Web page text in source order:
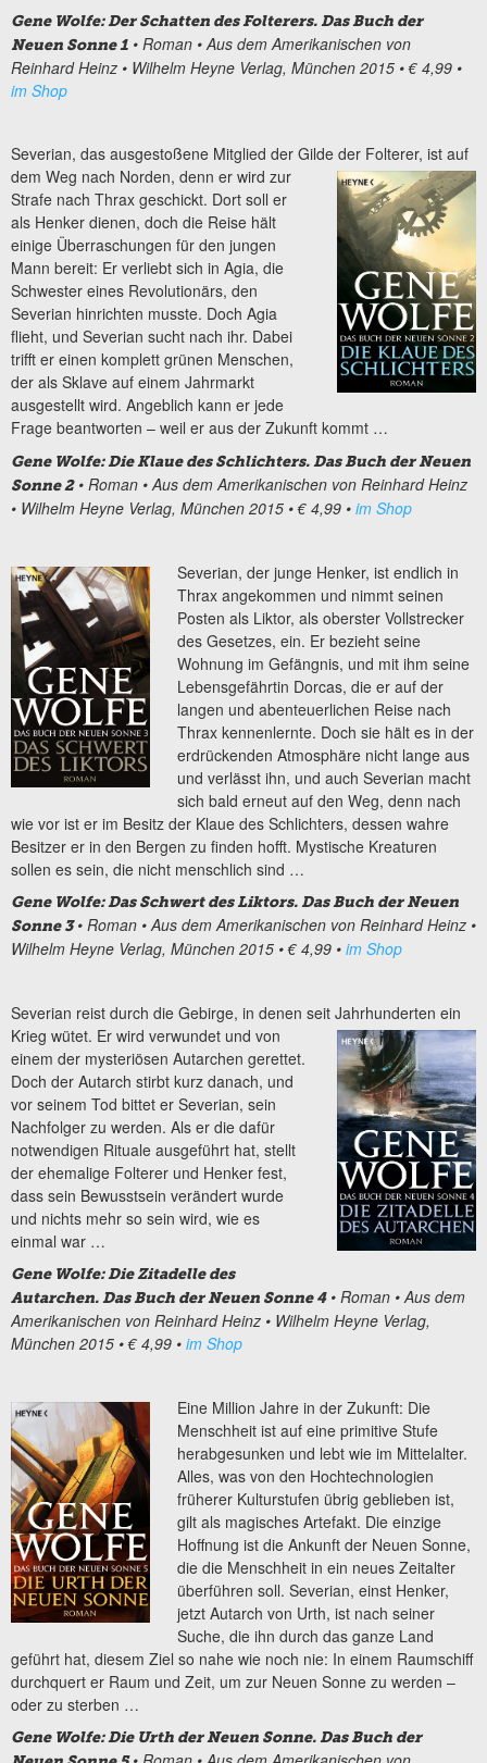
Gene Wolfe: Der Schatten des Folterers. Das Buch der
Neuen Sonne 1 • Roman • Aus dem Amerikanischen von
Reinhard Heinz • Wilhelm Heyne Verlag, München 2015 • € 4,99 •
im Shop
Severian, das ausgestoßene Mitglied der Gilde der Folterer, ist auf
dem Weg nach Norden, denn er wird zur
Strafe nach Thrax geschickt. Dort soll er
als Henker dienen, doch die Reise hält
einige Überraschungen für den jungen
Mann bereit: Er verliebt sich in Agia, die
Schwester eines Revolutionärs, den
Severian hinrichten musste. Doch Agia
flieht, und Severian sucht nach ihr. Dabei
trifft er einen komplett grünen Menschen,
der als Sklave auf einem Jahrmarkt
ausgestellt wird. Angeblich kann er jede
Frage beantworten – weil er aus der Zukunft kommt …
Gene Wolfe: Die Klaue des Schlichters. Das Buch der Neuen
Sonne 2 • Roman • Aus dem Amerikanischen von Reinhard Heinz
• Wilhelm Heyne Verlag, München 2015 • € 4,99 • im Shop
Severian, der junge Henker, ist endlich in
Thrax angekommen und nimmt seinen
Posten als Liktor, als oberster Vollstrecker
des Gesetzes, ein. Er bezieht seine
Wohnung im Gefängnis, und mit ihm seine
Lebensgefährtin Dorcas, die er auf der
langen und abenteuerlichen Reise nach
Thrax kennenlernte. Doch sie hält es in der
erdrückenden Atmosphäre nicht lange aus
und verlässt ihn, und auch Severian macht
sich bald erneut auf den Weg, denn nach
wie vor ist er im Besitz der Klaue des Schlichters, dessen wahre
Besitzer er in den Bergen zu finden hofft. Mystische Kreaturen
sollen es sein, die nicht menschlich sind …
Gene Wolfe: Das Schwert des Liktors. Das Buch der Neuen
Sonne 3 • Roman • Aus dem Amerikanischen von Reinhard Heinz •
Wilhelm Heyne Verlag, München 2015 • € 4,99 • im Shop
Severian reist durch die Gebirge, in denen seit Jahrhunderten ein
Krieg wütet. Er wird verwundet und von
einem der mysteriösen Autarchen gerettet.
Doch der Autarch stirbt kurz danach, und
vor seinem Tod bittet er Severian, sein
Nachfolger zu werden. Als er die dafür
notwendigen Rituale ausgeführt hat, stellt
der ehemalige Folterer und Henker fest,
dass sein Bewusstsein verändert wurde
und nichts mehr so sein wird, wie es
einmal war …
Gene Wolfe: Die Zitadelle des
Autarchen. Das Buch der Neuen Sonne 4 • Roman • Aus dem
Amerikanischen von Reinhard Heinz • Wilhelm Heyne Verlag,
München 2015 • € 4,99 • im Shop
Eine Million Jahre in der Zukunft: Die
Menschheit ist auf eine primitive Stufe
herabgesunken und lebt wie im Mittelalter.
Alles, was von den Hochtechnologien
früherer Kulturstufen übrig geblieben ist,
gilt als magisches Artefakt. Die einzige
Hoffnung ist die Ankunft der Neuen Sonne,
die die Menschheit in ein neues Zeitalter
überführen soll. Severian, einst Henker,
jetzt Autarch von Urth, ist nach seiner
Suche, die ihn durch das ganze Land
geführt hat, diesem Ziel so nahe wie noch nie: In einem Raumschiff
durchquert er Raum und Zeit, um zur Neuen Sonne zu werden –
oder zu sterben …
Gene Wolfe: Die Urth der Neuen Sonne. Das Buch der